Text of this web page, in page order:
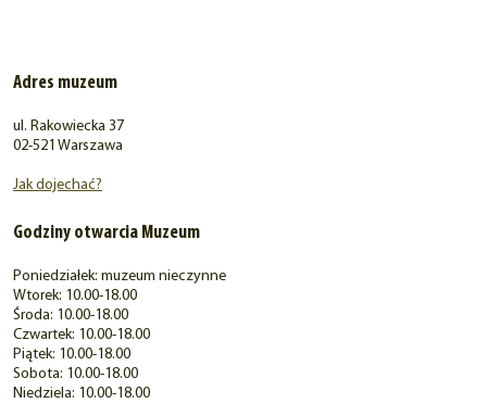
Adres muzeum
ul. Rakowiecka 37
02-521 Warszawa
Jak dojechać?
Godziny otwarcia Muzeum
Poniedziałek: muzeum nieczynne
Wtorek: 10.00-18.00
Środa: 10.00-18.00
Czwartek: 10.00-18.00
Piątek: 10.00-18.00
Sobota: 10.00-18.00
Niedziela: 10.00-18.00